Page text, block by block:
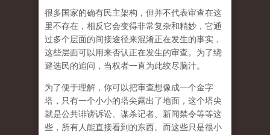
很多国家的确有民主架构，但并不代表审查在这
里不存在，相反它会变得非常复杂和精妙，它通
过多个层面的间接途径来混淆正在发生的事实，
这些层面可以用来否认正在发生的审查。为了绕
避选民的追问，当权者一直为此绞尽脑汁。
为了便于理解，你可以把审查想像成一个金字
塔，只有一个小小的塔尖露出了地面，这个塔尖
就是公共诽谤诉讼、谋杀记者、新闻禁令等等这
些，所有人能直接看到的东西。而这些只是很小